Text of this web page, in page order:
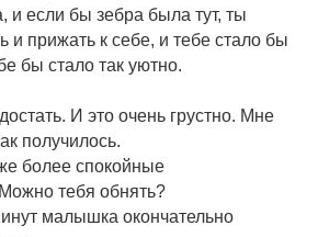
и если бы зебра была тут, ты
и прижать к себе, и тебе стало бы
бы стало так уютно.
И это очень грустно. Мне
получилось.
более спокойные
тебя обнять?
малышка окончательно